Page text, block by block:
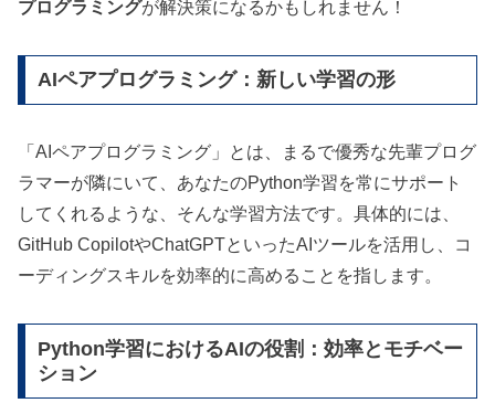
プログラミングが解決策になるかもしれません！
AIペアプログラミング：新しい学習の形
「AIペアプログラミング」とは、まるで優秀な先輩プログ
ラマーが隣にいて、あなたのPython学習を常にサポート
してくれるような、そんな学習方法です。具体的には、
GitHub CopilotやChatGPTといったAIツールを活用し、コ
ーディングスキルを効率的に高めることを指します。
Python学習におけるAIの役割：効率とモチベー
ション